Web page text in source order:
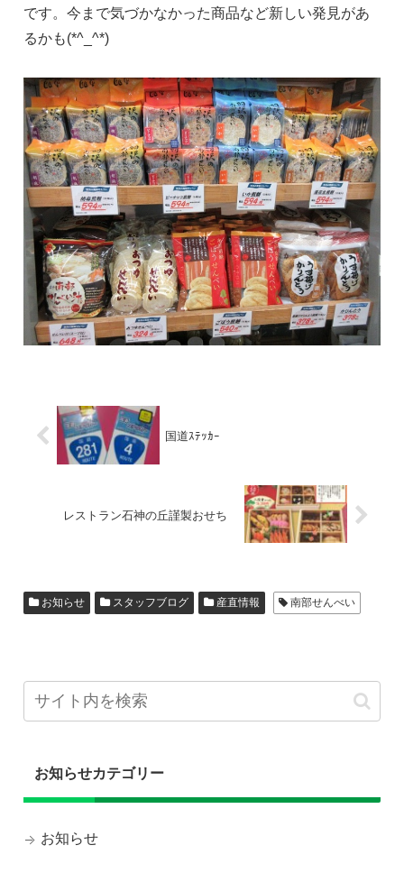
です。今まで気づかなかった商品など新しい発見があ
るかも(*^_^*)
国道ｽﾃｯｶｰ
レストラン石神の丘謹製おせち
お知らせ スタッフブログ 産直情報 南部せんべい
お知らせカテゴリー
お知らせ